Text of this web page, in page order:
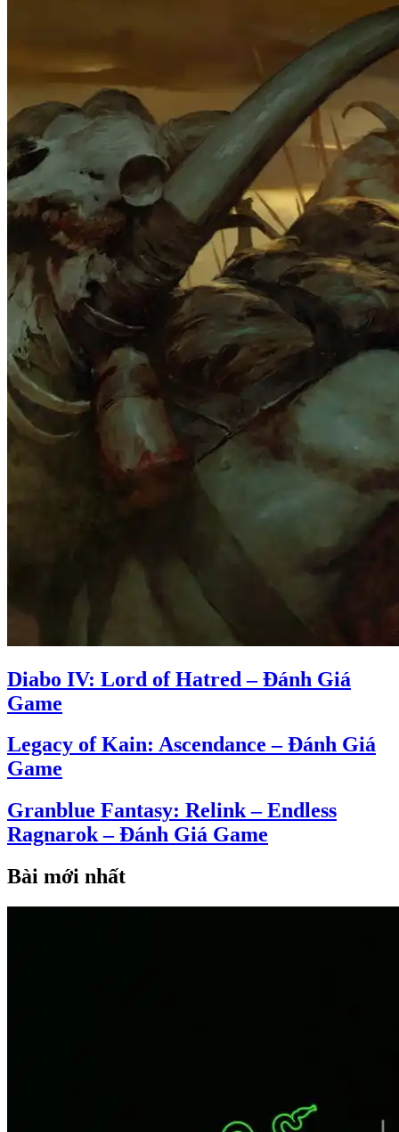
Diabo IV: Lord of Hatred – Đánh Giá
Game
Legacy of Kain: Ascendance – Đánh Giá
Game
Granblue Fantasy: Relink – Endless
Ragnarok – Đánh Giá Game
Bài mới nhất